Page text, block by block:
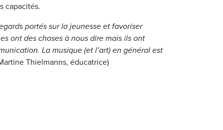
capacités.
portés sur la jeunesse et favoriser
ont des choses à nous dire mais ils ont
La musique (et l’art) en général est
Thielmanns, éducatrice)